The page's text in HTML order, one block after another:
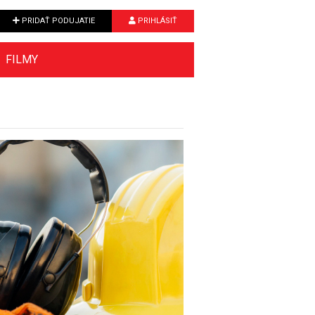
PRIDAŤ PODUJATIE PRIHLÁSIŤ
FILMY
Next